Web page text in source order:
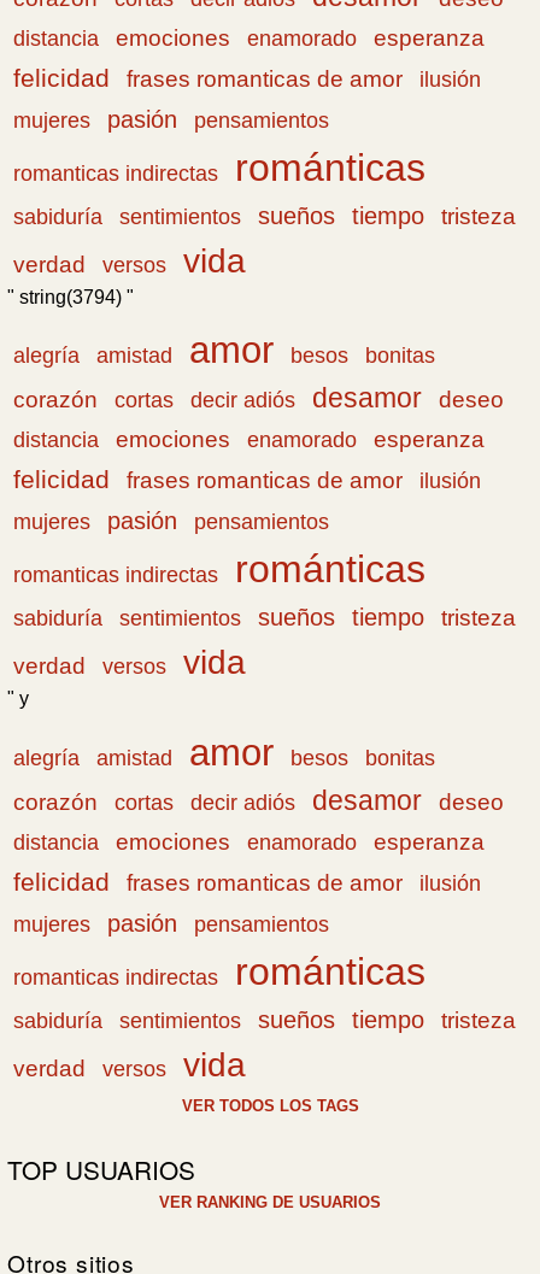
distancia emociones enamorado esperanza
felicidad frases romanticas de amor
ilusión
mujeres
pasión pensamientos
romanticas indirectas románticas
sabiduría sentimientos sueños tiempo
tristeza
verdad
versos vida
" string(3794) "
alegría amistad amor besos
bonitas
corazón
cortas decir adiós desamor deseo
distancia emociones enamorado esperanza
felicidad frases romanticas de amor
ilusión
mujeres
pasión pensamientos
romanticas indirectas románticas
sabiduría sentimientos sueños tiempo
tristeza
verdad
versos vida
" y
alegría amistad amor besos
bonitas
corazón
cortas decir adiós desamor deseo
distancia emociones enamorado esperanza
felicidad frases romanticas de amor
ilusión
mujeres
pasión pensamientos
romanticas indirectas románticas
sabiduría sentimientos sueños tiempo
tristeza
verdad
versos vida
VER TODOS LOS TAGS
TOP USUARIOS
VER RANKING DE USUARIOS
Otros sitios